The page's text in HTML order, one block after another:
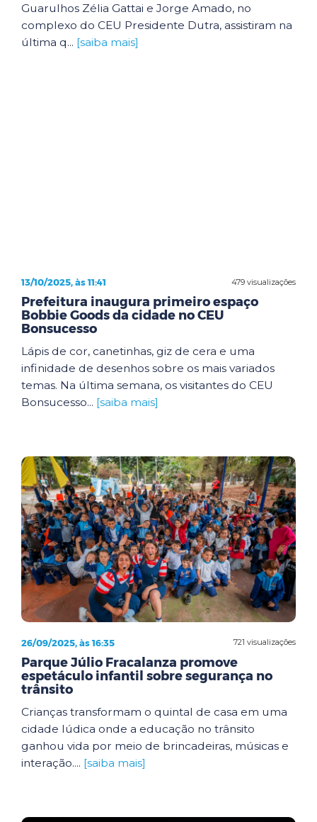
Guarulhos Zélia Gattai e Jorge Amado, no
complexo do CEU Presidente Dutra, assistiram na
última q... [saiba mais]
479 visualizações
13/10/2025, às 11:41
Prefeitura inaugura primeiro espaço
Bobbie Goods da cidade no CEU
Bonsucesso
Lápis de cor, canetinhas, giz de cera e uma
infinidade de desenhos sobre os mais variados
temas. Na última semana, os visitantes do CEU
Bonsucesso... [saiba mais]
721 visualizações
26/09/2025, às 16:35
Parque Júlio Fracalanza promove
espetáculo infantil sobre segurança no
trânsito
Crianças transformam o quintal de casa em uma
cidade lúdica onde a educação no trânsito
ganhou vida por meio de brincadeiras, músicas e
interação.... [saiba mais]